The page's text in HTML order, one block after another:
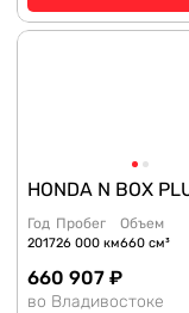
HONDA N BOX
Год
2017
Пробег
26 000 км
Объем
660 см³
660 907 ₽
во Владивостоке